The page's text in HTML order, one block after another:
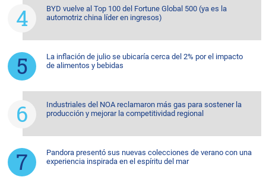
BYD vuelve al Top 100 del Fortune Global 500 (ya es la
automotriz china líder en ingresos)
La inflación de julio se ubicaría cerca del 2% por el impacto
de alimentos y bebidas
Industriales del NOA reclamaron más gas para sostener la
producción y mejorar la competitividad regional
Pandora presentó sus nuevas colecciones de verano con una
experiencia inspirada en el espíritu del mar